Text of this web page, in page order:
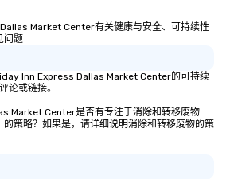
Market Center有关健康与安全、可持续性
问题
Inn Express Dallas Market Center的可持续
论或链接。
Market Center是否有专注于消除和转移废物
的策略？如果是，请详细说明消除和转移废物的策